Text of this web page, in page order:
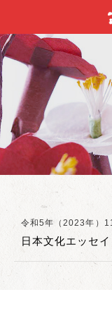
令和5年（2023年）
日本文化エッセイ